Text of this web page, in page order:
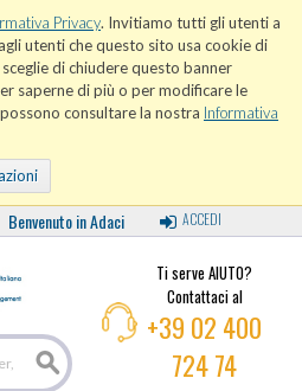
Privacy. Invitiamo tutti gli utenti a
utenti che questo sito usa cookie di
di chiudere questo banner
saperne di più o per modificare le
consultare la nostra Informativa
Benvenuto in Adaci ACCEDI
Ti serve AIUTO?
Contattaci al
+39 02 400
724 74